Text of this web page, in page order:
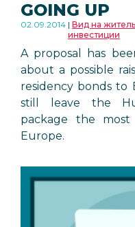
GOING UP
02.09.2014 Вид на
инвестиции
A proposal has
about a possible
residency bonds to
still leave the
package the
Europe.